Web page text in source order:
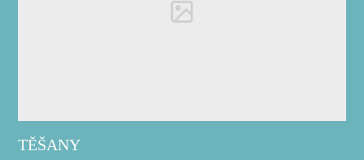
TĚŠANY